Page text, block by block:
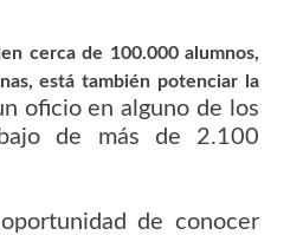
cerca de 100.000 alumnos,
está también potenciar la
oficio en alguno de los
de más de 2.100
de conocer